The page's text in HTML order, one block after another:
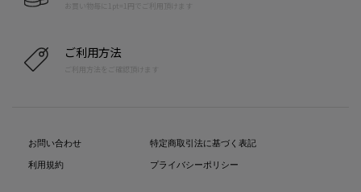
お買い物毎に1pt=1円でご利用頂けます
ご利用方法
ご利用方法をご確認頂けます
お問い合わせ
利用規約
特定商取引法に基づく表記
プライバシーポリシー